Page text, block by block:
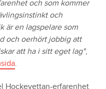
och som kommer
och
är en lagspelare som
och oerhört jobbig att
att ha i sitt eget lag",
.
Hockeyettan-erfarenhet